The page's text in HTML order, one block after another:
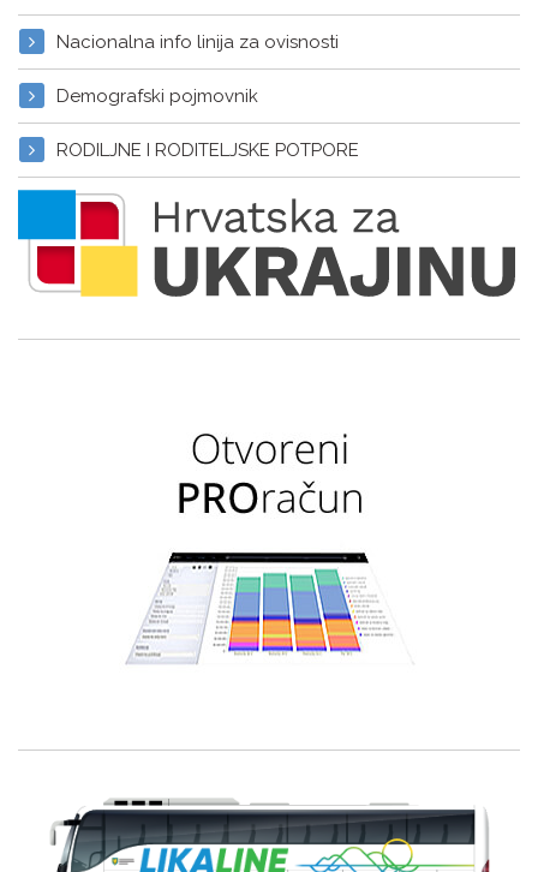
Nacionalna info linija za ovisnosti
Demografski pojmovnik
RODILJNE I RODITELJSKE POTPORE